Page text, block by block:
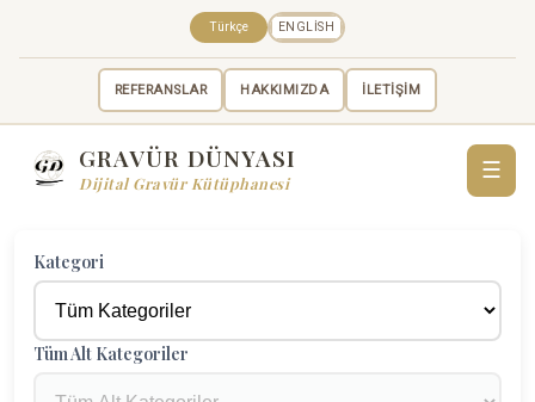
REFERANSLAR HAKKIMIZDA İLETİŞİM
Türkçe ENGLISH
GRAVÜR DÜNYASI
Dijital Gravür Kütüphanesi
☰
Kategori
Tüm Alt Kategoriler